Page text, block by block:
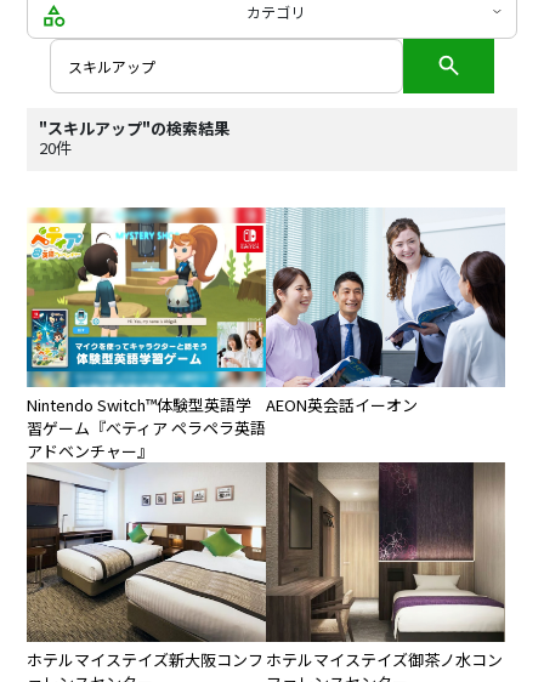
カテゴリ
"スキルアップ"の検索結果
20件
Nintendo Switch™︎体験型英語学
習ゲーム『べティア ペラペラ英語
アドベンチャー』
AEON英会話イーオン
ホテルマイステイズ新大阪コンフ ホテルマイステイズ御茶ノ水コン